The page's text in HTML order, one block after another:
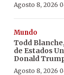
Agosto 8, 2026
Mundo
Todd
de Estados
Donald
Agosto 8, 2026